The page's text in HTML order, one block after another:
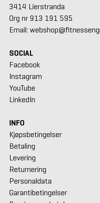
3414 Lierstranda
Org nr 913 191 595
Email:
SOCIAL
Facebook
Instagram
YouTube
LinkedIn
INFO
Kjøpsbetingelser
Betaling
Levering
Returnering
Personaldata
Garantibetingelser